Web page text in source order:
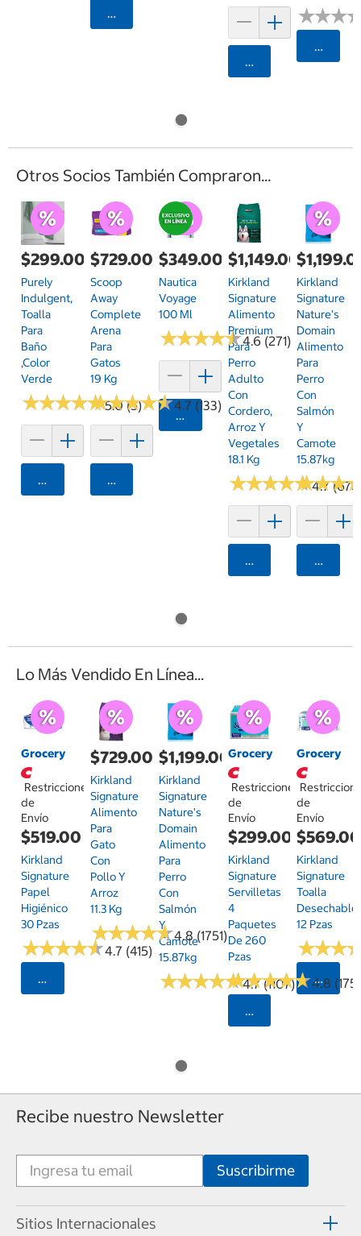
Agregar
Agregar
★★★
★★★
Otros Socios También Compraron...
$299.00
Purely
Indulgent,
Toalla
Para
Baño
,Color
Verde
★★★★★
★★★★★5.0 (5)
Agregar
$729.00
Scoop
Away
Complete
Arena
Para
Gatos
19 Kg
★★★★★
★★★★★4.7 (133)
Agregar
$349.00
Nautica
Voyage
100 Ml
★★★★★
★★★★★4.6 (271)
Agregar
$1,149.00
Kirkland
Signature
Alimento
Premium
Para
Perro
Adulto
Con
Cordero,
Arroz Y
Vegetales
18.1 Kg
★★★★★
★★★★★4.7
Agregar
Kirkland
Signature
Nature's
Domain
Alimento
Para
Perro
Con
Salmón
Y
Camote
15.87kg
★★★
★★★
Lo Más Vendido En Línea...
Grocery
Restricciones
de
Envío
$519.00
Kirkland
Signature
Papel
Higiénico
30 Pzas
★★★★★
★★★★★4.7 (415)
Seleccionar Código Postal
$729.00
Kirkland
Signature
Alimento
Para
Gato
Con
Pollo Y
Arroz
11.3 Kg
★★★★★
★★★★★4.8 (1751)
$1,199.00
Kirkland
Signature
Nature's
Domain
Alimento
Para
Perro
Con
Salmón
Y
Camote
15.87kg
★★★★★
★★★★★4.7 (1107)
Grocery
Restricciones
de
Envío
$299.00
Kirkland
Signature
Servilletas
4
Paquetes
De 260
Pzas
★★★★★
★★★★★4.8 (175)
Seleccionar
Grocery
de
Envío
$569.00
Kirkland
Signature
Toalla
Desechable
12 Pzas
★★★
★★★
Recibe nuestro Newsletter
Sitios Internacionales